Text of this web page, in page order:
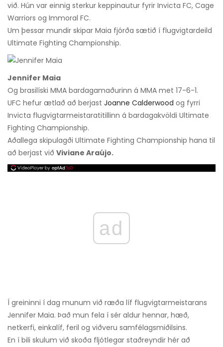
við. Hún var einnig sterkur keppinautur fyrir Invicta FC, Cage
Warriors og Immoral FC.
Um þessar mundir skipar Maia fjórða sætið í flugvigtardeild
Ultimate Fighting Championship.
Jennifer Maia
Og brasilíski MMA bardagamaðurinn á MMA met 17-6-1.
UFC hefur ætlað að berjast Joanne Calderwood og fyrri
Invicta flugvigtarmeistaratitillinn á bardagakvöldi Ultimate
Fighting Championship.
Aðallega skipulagði Ultimate Fighting Championship hana til
að berjast við Viviane Araújo.
ad
Í greininni í dag munum við ræða líf flugvigtarmeistarans
Jennifer Maia. Það mun fela í sér aldur hennar, hæð,
netkerfi, einkalíf, feril og viðveru samfélagsmiðilsins.
En í bili skulum við skoða fljótlegar staðreyndir hér að